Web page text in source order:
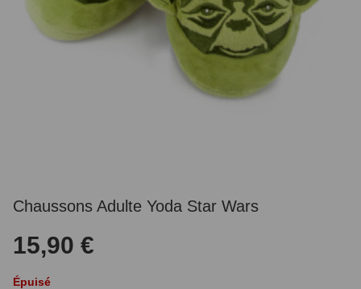
Chaussons Adulte Yoda Star Wars
15,90 €
Épuisé